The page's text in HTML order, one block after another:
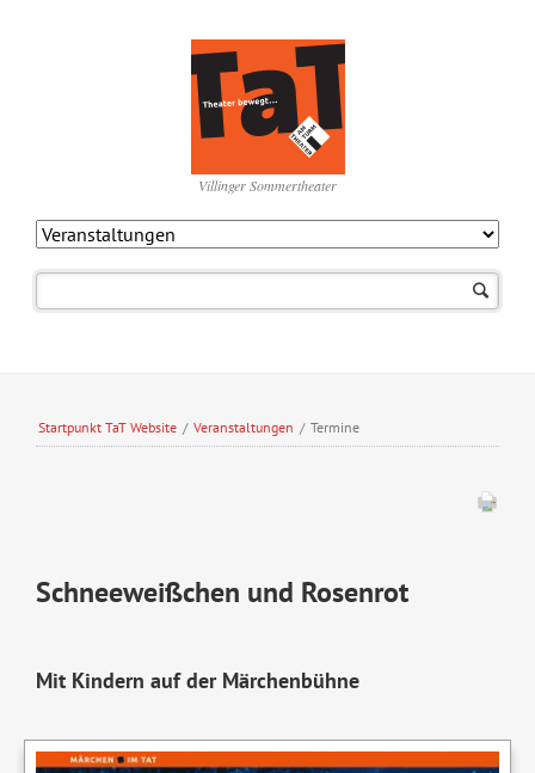
Villinger Sommertheater
Startpunkt TaT Website / Veranstaltungen / Termine
Schneeweißchen und Rosenrot
Mit Kindern auf der Märchenbühne